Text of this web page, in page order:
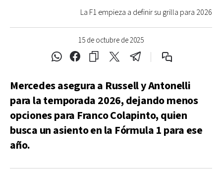
15 de octubre de 2025
La F1 empieza a definir su grilla para 2026
Mercedes asegura a Russell y Antonelli
para la temporada 2026, dejando menos
opciones para Franco Colapinto, quien
busca un asiento en la Fórmula 1 para ese
año.